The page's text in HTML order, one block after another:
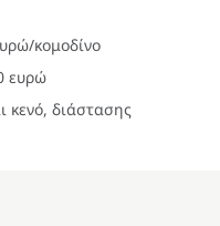
κομοδίνο
ευρώ
κενό, διάστασης